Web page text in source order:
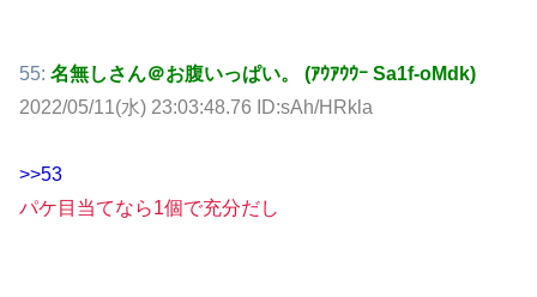
55: 名無しさん＠お腹いっぱい。 (ｱｳｱｳｳｰ Sa1f-oMdk)
2022/05/11(水) 23:03:48.76 ID:sAh/HRkla
>>53
パケ目当てなら1個で充分だし